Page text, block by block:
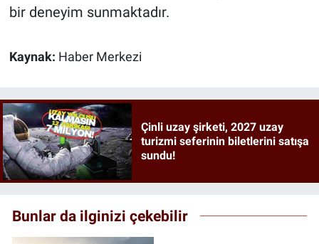
bir deneyim sunmaktadır.
Kaynak: Haber Merkezi
Çinli uzay şirketi, 2027 uzay
turizmi seferinin biletlerini satışa
sundu!
Bunlar da ilginizi çekebilir